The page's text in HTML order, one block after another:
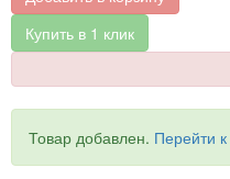
Купить в 1 клик
Товар добавлен. Перейти